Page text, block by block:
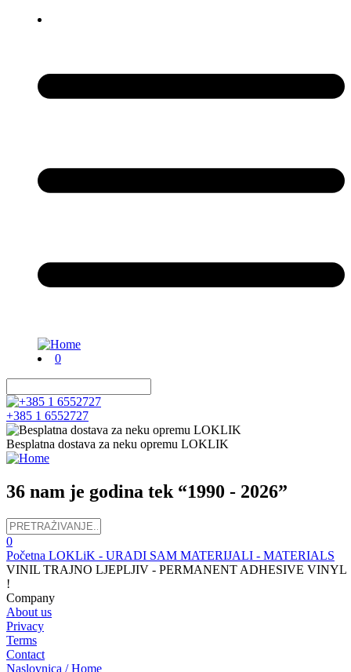
0
+385 1 6552727
Besplatna dostava za neku opremu LOKLIK
36 nam je godina tek “1990 - 2026”
0
Početna LOKLiK - URADI SAM MATERIJALI - MATERIALS
VINIL TRAJNO LJEPLJIV - PERMANENT ADHESIVE VINYL
!
Company
About us
Privacy
Terms
Contact
Naslovnica / Home